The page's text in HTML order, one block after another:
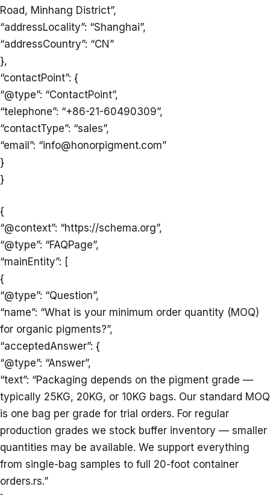
Road, Minhang District”,
“addressLocality”: “Shanghai”,
“addressCountry”: “CN”
},
“contactPoint”: {
“@type”: “ContactPoint”,
“telephone”: “+86-21-60490309”,
“contactType”: “sales”,
“email”: “info@honorpigment.com”
}
}
{
“@context”: “https://schema.org”,
“@type”: “FAQPage”,
“mainEntity”: [
{
“@type”: “Question”,
“name”: “What is your minimum order quantity (MOQ)
for organic pigments?”,
“acceptedAnswer”: {
“@type”: “Answer”,
“text”: “Packaging depends on the pigment grade —
typically 25KG, 20KG, or 10KG bags. Our standard MOQ
is one bag per grade for trial orders. For regular
production grades we stock buffer inventory — smaller
quantities may be available. We support everything
from single-bag samples to full 20-foot container
orders.rs.”